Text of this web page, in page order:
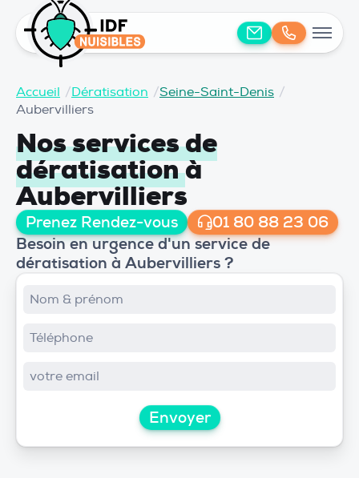
Accueil /Dératisation /Seine-Saint-Denis /
Aubervilliers
Nos services de
dératisationà
Aubervilliers
Prenez Rendez-vous 01 80 88 23 06
Besoin en urgence d'un service de
dératisation à Aubervilliers ?
Envoyer